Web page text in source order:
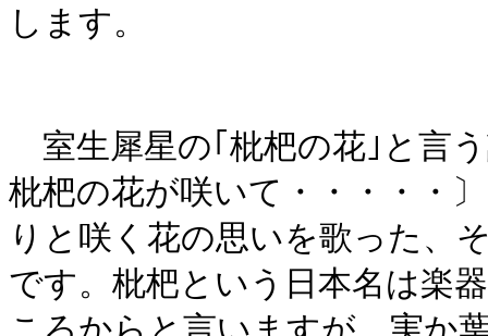
します。
室生犀星の｢枇杷の花｣と言
枇杷の花が咲いて・・・・・
りと咲く花の思いを歌った、
です。枇杷という日本名は楽